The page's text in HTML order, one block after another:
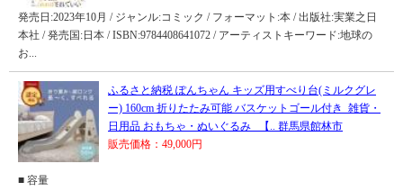
発売日:2023年10月 / ジャンル:コミック / フォーマット:本 / 出版社:実業之日
本社 / 発売国:日本 / ISBN:9784408641072 / アーティストキーワード:地球の
お...
ふるさと納税 ぽんちゃん キッズ用すべり台(ミルクグレ
ー) 160cm 折りたたみ可能 バスケットゴール付き_雑貨・
日用品 おもちゃ・ぬいぐるみ _【.. 群馬県館林市
販売価格：49,000円
■ 容量